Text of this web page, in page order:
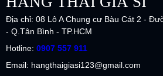
Địa chỉ: 08 Lô A Chung cư Bàu Cát 2 -
- Q.Tân Bình - TP.HCM
Hotline: 0907 557 911
Email: hangthaigiasi123@gmail.com